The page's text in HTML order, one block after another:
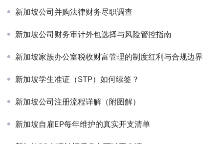
新加坡公司并购法律财务尽职调查
新加坡公司财务审计外包选择与风险管控指南
新加坡家族办公室税收财富管理的制度红利与合规边界
新加坡学生准证（STP）如何续签？
新加坡公司注册流程详解（附图解）
新加坡自雇EP每年维护的真实开支清单